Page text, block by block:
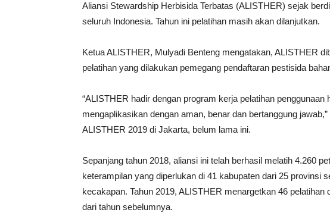
Aliansi Stewardship Herbisida Terbatas (ALISTHER) sejak
seluruh Indonesia. Tahun ini pelatihan masih akan dilanjutkan.
Ketua ALISTHER, Mulyadi Benteng mengatakan, ALISTHER
pelatihan yang dilakukan pemegang pendaftaran pestisida
“ALISTHER hadir dengan program kerja pelatihan
mengaplikasikan dengan aman, benar dan bertanggung
ALISTHER 2019 di Jakarta, belum lama ini.
Sepanjang tahun 2018, aliansi ini telah berhasil melatih 4.260
keterampilan yang diperlukan di 41 kabupaten dari 25 provinsi
kecakapan. Tahun 2019, ALISTHER menargetkan 46
dari tahun sebelumnya.